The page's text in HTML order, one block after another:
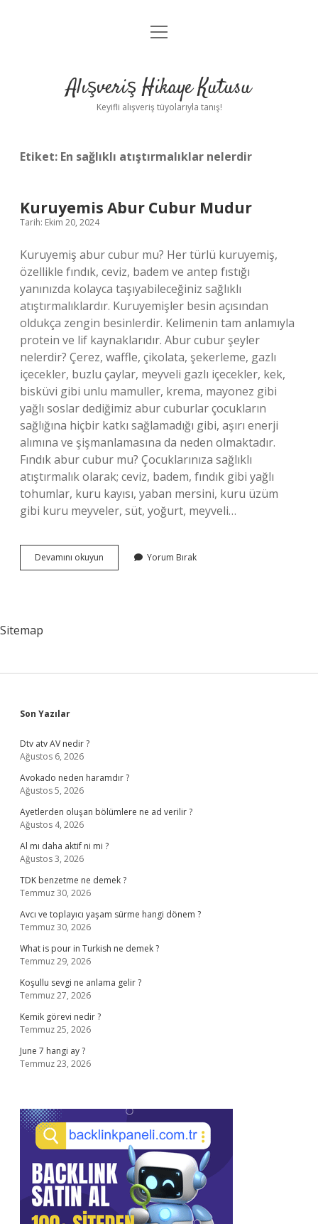
Anasayfa
Yasal Uyarı
menüyü
Alışveriş Hikaye Kutusu
Keyifli alışveriş tüyolarıyla tanış!
Etiket: En sağlıklı atıştırmalıklar nelerdir
Kuruyemis Abur Cubur Mudur
Tarih: Ekim 20, 2024
Kuruyemiş abur cubur mu? Her türlü kuruyemiş,
özellikle fındık, ceviz, badem ve antep fıstığı
yanınızda kolayca taşıyabileceğiniz sağlıklı
atıştırmalıklardır. Kuruyemişler besin açısından
oldukça zengin besinlerdir. Kelimenin tam anlamıyla
protein ve lif kaynaklarıdır. Abur cubur şeyler
nelerdir? Çerez, waffle, çikolata, şekerleme, gazlı
içecekler, buzlu çaylar, meyveli gazlı içecekler, kek,
bisküvi gibi unlu mamuller, krema, mayonez gibi
yağlı soslar dediğimiz abur cuburlar çocukların
sağlığına hiçbir katkı sağlamadığı gibi, aşırı enerji
alımına ve şişmanlamasına da neden olmaktadır.
Fındık abur cubur mu? Çocuklarınıza sağlıklı
atıştırmalık olarak; ceviz, badem, fındık gibi yağlı
tohumlar, kuru kayısı, yaban mersini, kuru üzüm
gibi kuru meyveler, süt, yoğurt, meyveli…
Devamını okuyun Kuruyemis
Abur
Yorum Bırak
Sitemap
Sidebar
Son Yazılar
Dtv atv AV nedir ?
Ağustos 6, 2026
Avokado neden haramdır ?
Ağustos 5, 2026
Ayetlerden oluşan bölümlere ne ad verilir ?
Ağustos 4, 2026
Al mı daha aktif ni mi ?
Ağustos 3, 2026
TDK benzetme ne demek ?
Temmuz 30, 2026
Avcı ve toplayıcı yaşam sürme hangi dönem ?
Temmuz 30, 2026
What is pour in Turkish ne demek ?
Temmuz 29, 2026
Koşullu sevgi ne anlama gelir ?
Temmuz 27, 2026
Kemik görevi nedir ?
Temmuz 25, 2026
June 7 hangi ay ?
Temmuz 23, 2026